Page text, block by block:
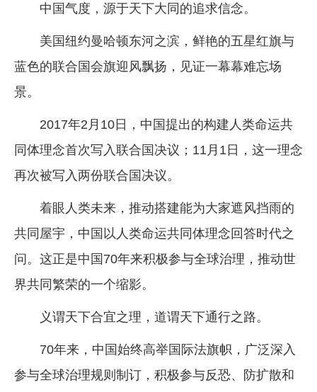
中国气度，源于天下大同的追求信念。
美国纽约曼哈顿东河之滨，鲜艳的五星红旗与
蓝色的联合国会旗迎风飘扬，见证一幕幕难忘场
景。
2017年2月10日，中国提出的构建人类命运共
同体理念首次写入联合国决议；11月1日，这一理念
再次被写入两份联合国决议。
着眼人类未来，推动搭建能为大家遮风挡雨的
共同屋宇，中国以人类命运共同体理念回答时代之
问。这正是中国70年来积极参与全球治理，推动世
界共同繁荣的一个缩影。
义谓天下合宜之理，道谓天下通行之路。
70年来，中国始终高举国际法旗帜，广泛深入
参与全球治理规则制订，积极参与反恐、防扩散和